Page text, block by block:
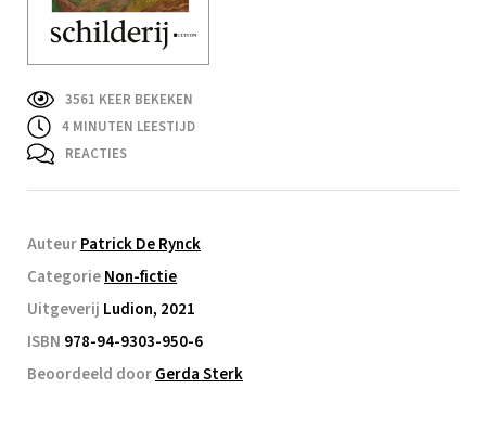
3561 KEER BEKEKEN
4 MINUTEN LEESTIJD
REACTIES
AuteurPatrick De Rynck
CategorieNon-fictie
Uitgeverij Ludion, 2021
ISBN 978-94-9303-950-6
Beoordeeld doorGerda Sterk